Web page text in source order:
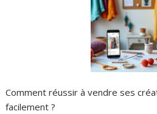
Comment réussir à vendre ses
facilement ?